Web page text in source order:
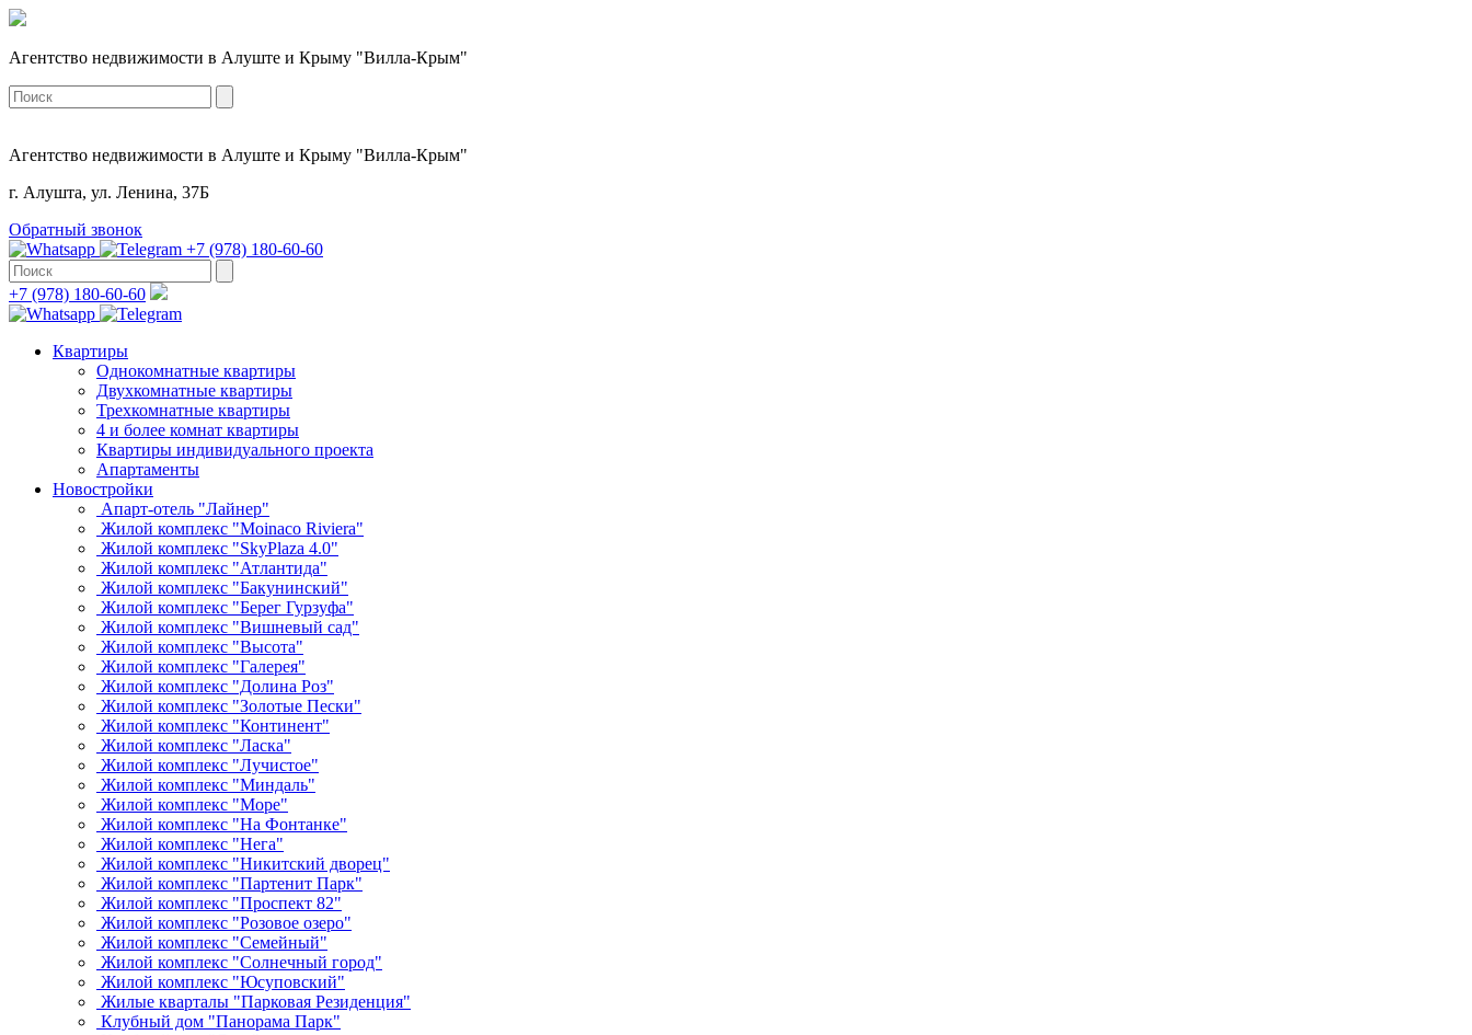
Агентство недвижимости в Алуште и Крыму "Вилла-Крым"
Агентство недвижимости в Алуште и Крыму "Вилла-Крым"
г. Алушта, ул. Ленина, 37Б
Обратный звонок
+7 (978) 180-60-60
+7 (978) 180-60-60
Квартиры
Однокомнатные квартиры
Двухкомнатные квартиры
Трехкомнатные квартиры
4 и более комнат квартиры
Квартиры индивидуального проекта
Апартаменты
Новостройки
Апарт-отель "Лайнер"
Жилой комплекс "Moinaco Riviera"
Жилой комплекс "SkyPlaza 4.0"
Жилой комплекс "Атлантида"
Жилой комплекс "Бакунинский"
Жилой комплекс "Берег Гурзуфа"
Жилой комплекс "Вишневый сад"
Жилой комплекс "Высота"
Жилой комплекс "Галерея"
Жилой комплекс "Долина Роз"
Жилой комплекс "Золотые Пески"
Жилой комплекс "Континент"
Жилой комплекс "Ласка"
Жилой комплекс "Лучистое"
Жилой комплекс "Миндаль"
Жилой комплекс "Море"
Жилой комплекс "На Фонтанке"
Жилой комплекс "Нега"
Жилой комплекс "Никитский дворец"
Жилой комплекс "Партенит Парк"
Жилой комплекс "Проспект 82"
Жилой комплекс "Розовое озеро"
Жилой комплекс "Семейный"
Жилой комплекс "Солнечный город"
Жилой комплекс "Юсуповский"
Жилые кварталы "Парковая Резиденция"
Клубный дом "Панорама Парк"